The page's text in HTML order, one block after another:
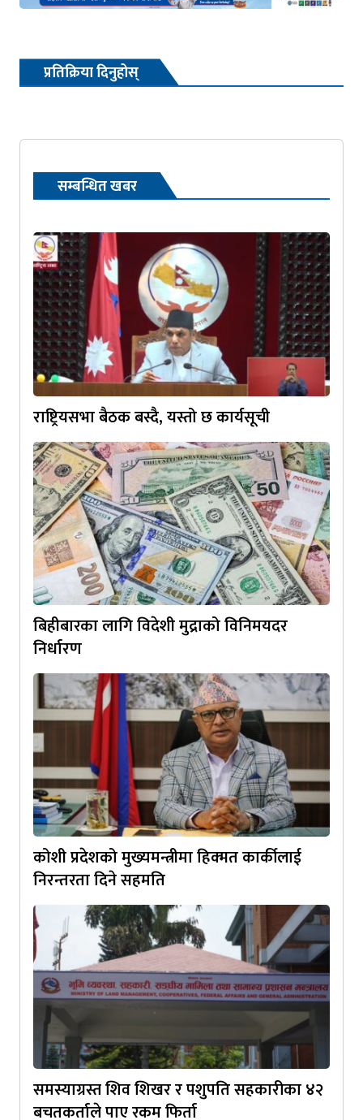
प्रतिक्रिया दिनुहोस्
सम्बन्धित खबर
राष्ट्रियसभा बैठक बस्दै, यस्तो छ कार्यसूची
बिहीबारका लागि विदेशी मुद्राको विनिमयदर
निर्धारण
कोशी प्रदेशको मुख्यमन्त्रीमा हिक्मत कार्कीलाई
निरन्तरता दिने सहमति
समस्याग्रस्त शिव शिखर र पशुपति सहकारीका ४२
बचतकर्ताले पाए रकम फिर्ता